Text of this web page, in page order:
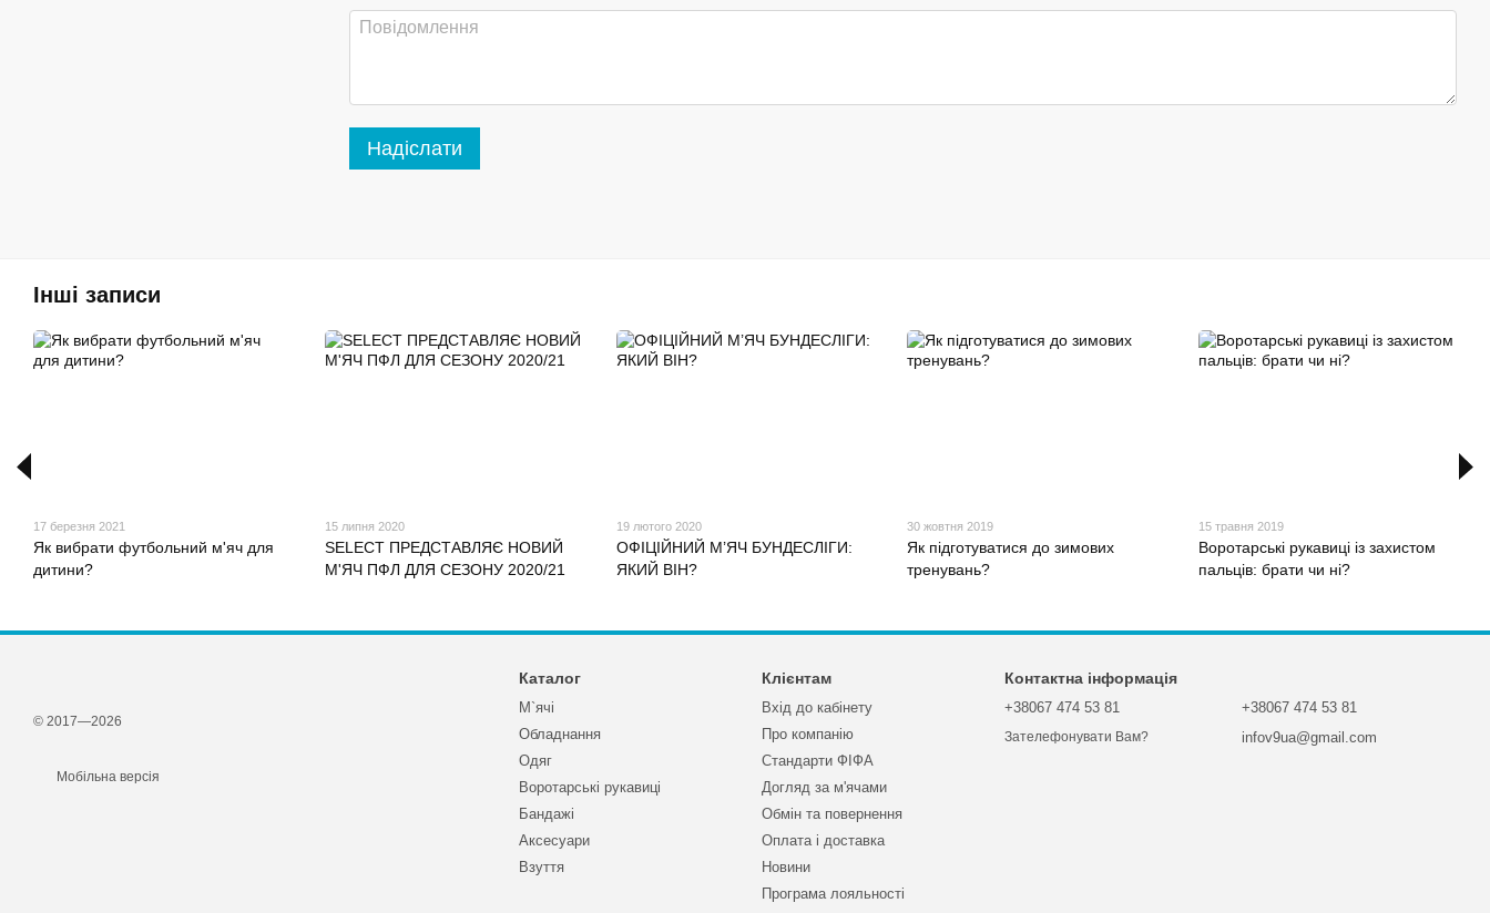
Надіслати
Інші записи
17 березня 2021
Як вибрати футбольний м'яч для
дитини?
15 липня 2020
SELECT ПРЕДСТАВЛЯЄ НОВИЙ
М'ЯЧ ПФЛ ДЛЯ СЕЗОНУ 2020/21
19 лютого 2020
ОФІЦІЙНИЙ М’ЯЧ БУНДЕСЛІГИ:
ЯКИЙ ВІН?
30 жовтня 2019
Як підготуватися до зимових
тренувань?
15 травня 2019
Воротарські рукавиці із захистом
пальців: брати чи ні?
© 2017—2026
Мобільна версія
Каталог
М`ячі
Обладнання
Одяг
Воротарські рукавиці
Бандажі
Аксесуари
Взуття
Клієнтам
Вхід до кабінету
Про компанію
Стандарти ФІФА
Догляд за м'ячами
Обмін та повернення
Оплата і доставка
Новини
Програма лояльності
Контактна інформація
+38067 474 53 81
Зателефонувати Вам?
+38067 474 53 81
infov9ua@gmail.com